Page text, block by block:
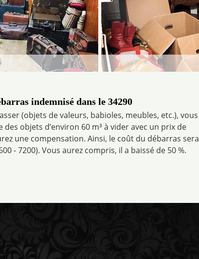
indemnisé dans le 34290
(objets de valeurs, babioles, meubles, etc.), vous
objets d’environ 60 m³ à vider avec un prix de
une compensation. Ainsi, le coût du débarras sera
- 7200). Vous aurez compris, il a baissé de 50 %.